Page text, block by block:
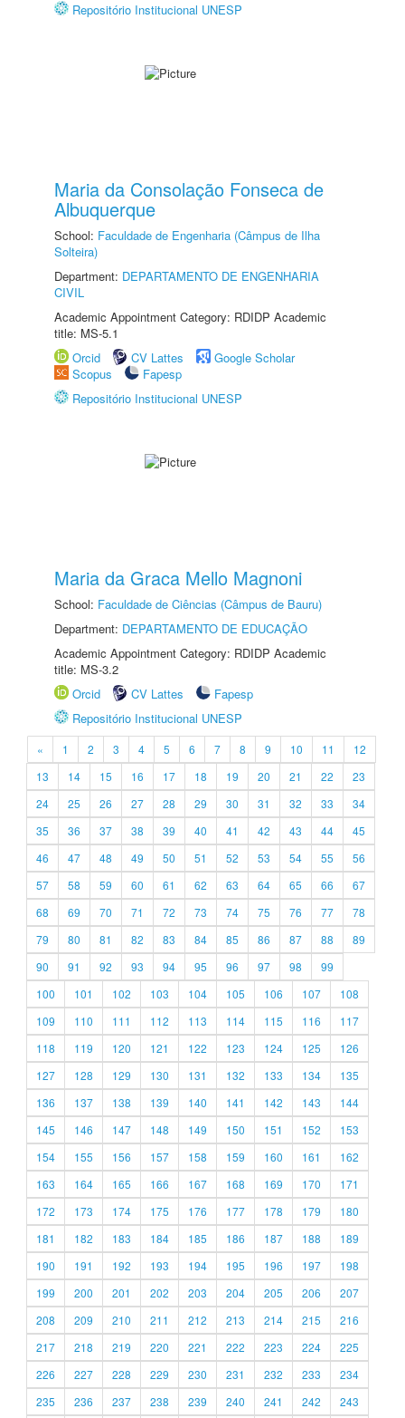
Repositório Institucional UNESP
Maria da Consolação Fonseca de
Albuquerque
School: Faculdade de Engenharia (Câmpus de Ilha
Solteira)
Department: DEPARTAMENTO DE ENGENHARIA
CIVIL
Academic Appointment Category: RDIDP Academic
title: MS-5.1
Orcid
CV Lattes
Google Scholar
Scopus
Fapesp
Repositório Institucional UNESP
Maria da Graca Mello Magnoni
School: Faculdade de Ciências (Câmpus de Bauru)
Department: DEPARTAMENTO DE EDUCAÇÃO
Academic Appointment Category: RDIDP Academic
title: MS-3.2
Orcid
CV Lattes
Fapesp
Repositório Institucional UNESP
« 1 2 3 4 5 6 7 8 9 10 11
12
13
14 15 16 17 18 19 20 21 22
23
24
25 26 27 28 29 30 31 32 33
34
35
36 37 38 39 40 41 42 43 44
45
46
47 48 49 50 51 52 53 54 55
56
57
58 59 60 61 62 63 64 65 66
67
68
69 70 71 72 73 74 75 76 77
78
79
80 81 82 83 84 85 86 87 88
89
90
91 92 93 94 95 96 97 98
99
100
101 102 103 104 105 106 107
108
109
110 111 112 113 114 115 116
117
118
119 120 121 122 123 124 125
126
127
128 129 130 131 132 133 134
135
136
137 138 139 140 141 142 143
144
145
146 147 148 149 150 151 152
153
154
155 156 157 158 159 160 161
162
163
164 165 166 167 168 169 170
171
172
173 174 175 176 177 178 179
180
181
182 183 184 185 186 187 188
189
190
191 192 193 194 195 196 197
198
199
200 201 202 203 204 205 206
207
208
209 210 211 212 213 214 215
216
217
218 219 220 221 222 223 224
225
226
227 228 229 230 231 232 233
234
235
236 237 238 239 240 241 242 243